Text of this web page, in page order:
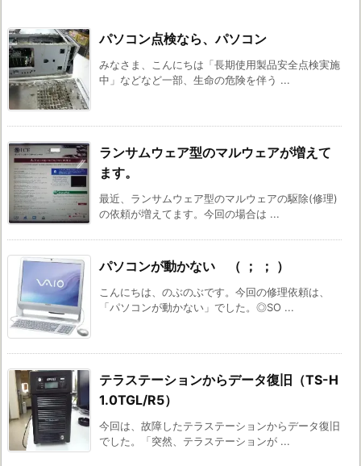
パソコン点検なら、パソコン
みなさま、こんにちは「長期使用製品安全点検実施
中」などなど一部、生命の危険を伴う ...
ランサムウェア型のマルウェアが増えて
ます。
最近、ランサムウェア型のマルウェアの駆除(修理)
の依頼が増えてます。今回の場合は ...
パソコンが動かない （ ； ； ）
こんにちは、のぶのぶです。今回の修理依頼は、
「パソコンが動かない」でした。◎SO ...
テラステーションからデータ復旧（TS-H
1.0TGL/R5）
今回は、故障したテラステーションからデータ復旧
でした。「突然、テラステーションが ...